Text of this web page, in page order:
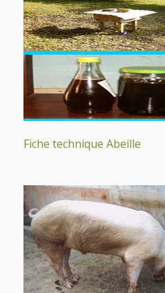
Fiche technique Abeille